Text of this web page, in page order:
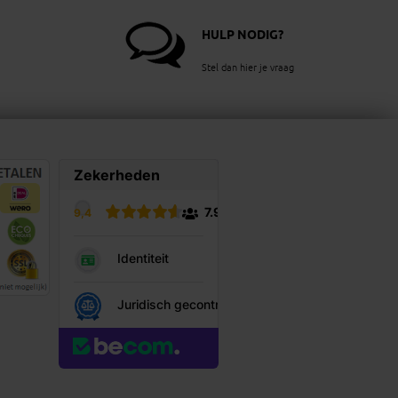
HULP NODIG?
Stel dan hier je vraag